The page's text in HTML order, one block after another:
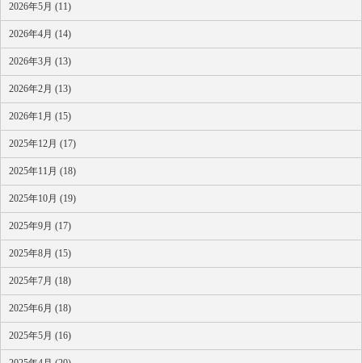
2026年5月 (11)
2026年4月 (14)
2026年3月 (13)
2026年2月 (13)
2026年1月 (15)
2025年12月 (17)
2025年11月 (18)
2025年10月 (19)
2025年9月 (17)
2025年8月 (15)
2025年7月 (18)
2025年6月 (18)
2025年5月 (16)